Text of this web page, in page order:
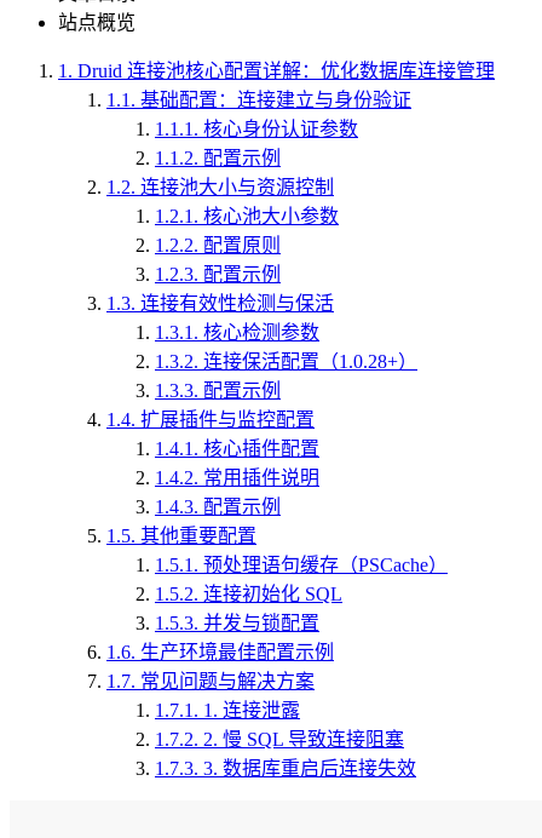
站点概览
1. Druid 连接池核心配置详解：优化数据库连接管理
1.1. 基础配置：连接建立与身份验证
1.1.1. 核心身份认证参数
1.1.2. 配置示例
1.2. 连接池大小与资源控制
1.2.1. 核心池大小参数
1.2.2. 配置原则
1.2.3. 配置示例
1.3. 连接有效性检测与保活
1.3.1. 核心检测参数
1.3.2. 连接保活配置（1.0.28+）
1.3.3. 配置示例
1.4. 扩展插件与监控配置
1.4.1. 核心插件配置
1.4.2. 常用插件说明
1.4.3. 配置示例
1.5. 其他重要配置
1.5.1. 预处理语句缓存（PSCache）
1.5.2. 连接初始化 SQL
1.5.3. 并发与锁配置
1.6. 生产环境最佳配置示例
1.7. 常见问题与解决方案
1.7.1. 1. 连接泄露
1.7.2. 2. 慢 SQL 导致连接阻塞
1.7.3. 3. 数据库重启后连接失效